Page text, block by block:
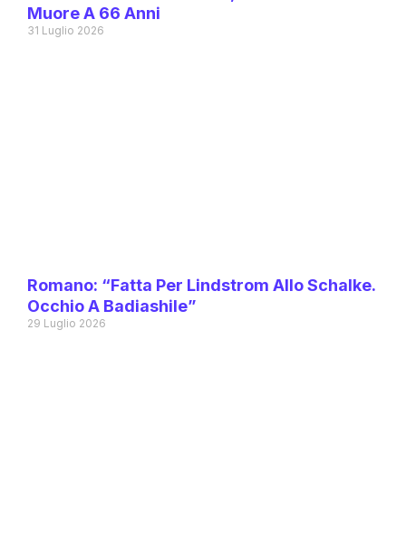
Muore A 66 Anni
31 Luglio 2026
Romano: “Fatta Per Lindstrom Allo Schalke.
Occhio A Badiashile”
29 Luglio 2026